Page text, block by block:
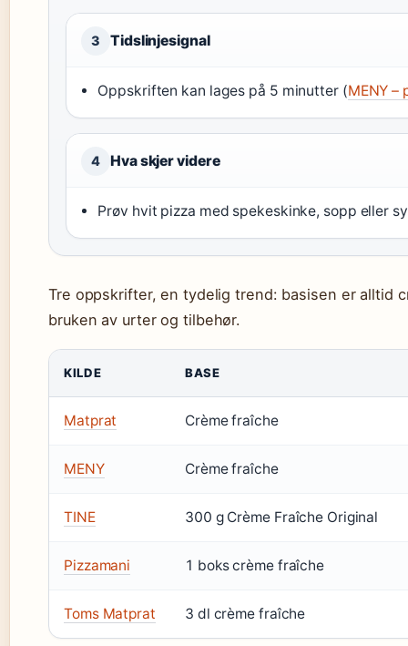
3 Tidslinjesignal
Oppskriften kan lages på 5 minutter (MENY –
4 Hva skjer videre
Prøv hvit pizza med spekeskinke, sopp eller
Tre oppskrifter, en tydelig trend: basisen er alltid
bruken av urter og tilbehør.
KILDE BASE
Matprat Crème fraîche
MENY Crème fraîche
TINE 300 g Crème Fraîche Original
Pizzamani 1 boks crème fraîche
Toms Matprat 3 dl crème fraîche